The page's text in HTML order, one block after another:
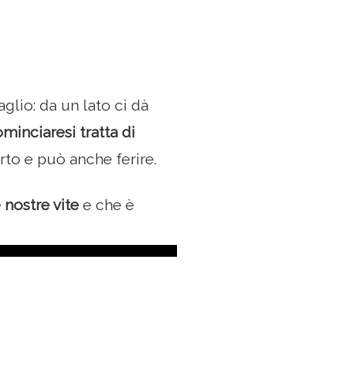
da un lato ci dà
tratta di
e può anche ferire.
vite e che è